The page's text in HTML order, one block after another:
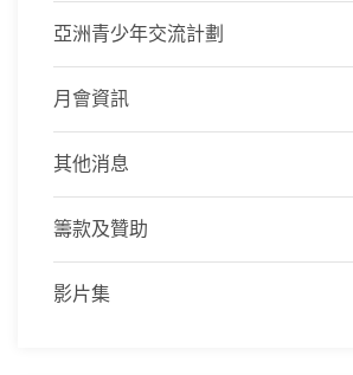
亞洲青少年交流計劃
月會資訊
其他消息
籌款及贊助
影片集